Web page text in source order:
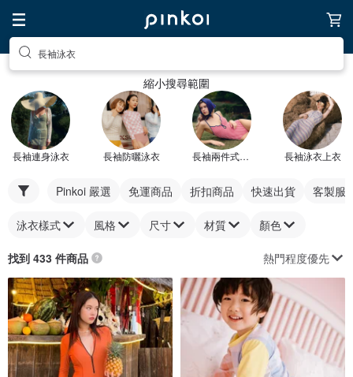
長袖泳衣
縮小搜尋範圍
長袖連身泳衣 長袖防曬泳衣 長袖兩件式泳衣 長袖泳衣上衣
Pinkoi 嚴選 免運商品 折扣商品 快速出貨 客製服
泳衣樣式 風格 尺寸 材質 顏色
找到 433 件商品 熱門程度優先